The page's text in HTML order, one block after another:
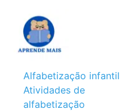
Alfabetização infantil
Atividades de
alfabetização